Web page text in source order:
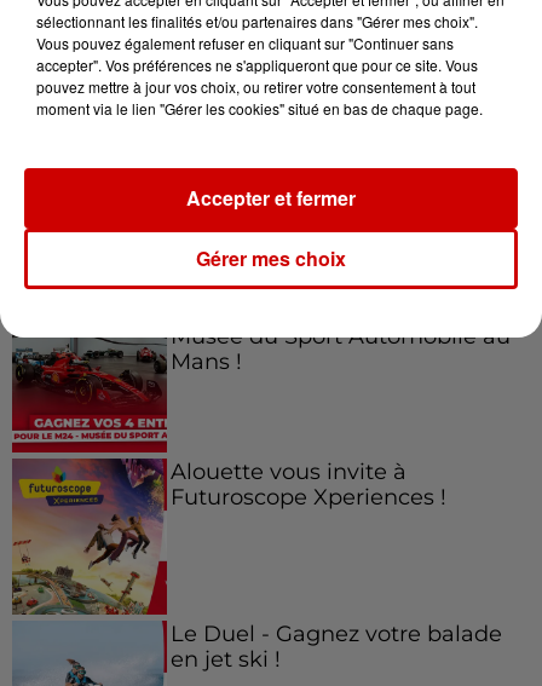
Jeux Voir plus
Festival du Roi Arthur 2026 !
Musée du Sport Automobile au
Mans !
Alouette vous invite à
Futuroscope Xperiences !
Le Duel - Gagnez votre balade
en jet ski !
sélectionnant les finalités et/ou partenaires dans "Gérer mes choix".
Vous pouvez également refuser en cliquant sur "Continuer sans
accepter". Vos préférences ne s'appliqueront que pour ce site. Vous
pouvez mettre à jour vos choix, ou retirer votre consentement à tout
moment via le lien "Gérer les cookies" situé en bas de chaque page.
Gérer mes choix
Accepter et fermer